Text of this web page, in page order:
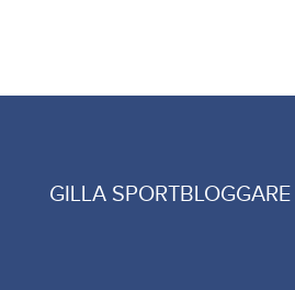
GILLA SPORTBLOGGARE